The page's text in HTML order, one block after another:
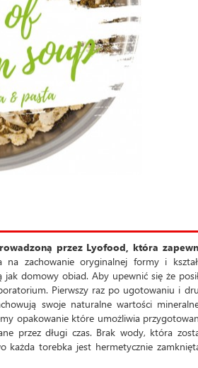
przez Lyofood, która
na zachowanie oryginalnej formy i
jak domowy obiad. Aby upewnić się że
Pierwszy raz po ugotowaniu i
swoje naturalne wartości
opakowanie które umożliwia
przez długi czas. Brak wody, która
każda torebka jest hermetycznie